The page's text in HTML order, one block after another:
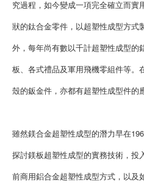
究過程，如今變成一項完全確立而
狀的鈦合金零件，以超塑性成型方式
外，每年尚有數以千計超塑性成型的
板、各式禮品及軍用飛機零組件等。
殼的鈑金件，亦都有超塑性成型件的
雖然鎂合金超塑性成型的潛力早在
探討鎂板超塑性成型的實務技術，投
前商用鋁合金超塑性成型方式，以及